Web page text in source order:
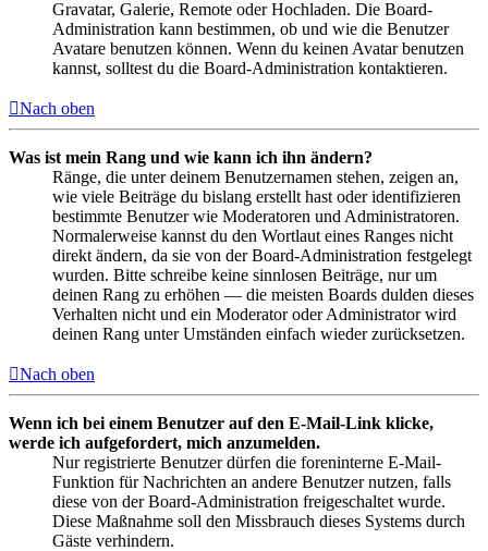
Gravatar, Galerie, Remote oder Hochladen. Die Board-
Administration kann bestimmen, ob und wie die Benutzer
Avatare benutzen können. Wenn du keinen Avatar benutzen
kannst, solltest du die Board-Administration kontaktieren.
Nach oben
Was ist mein Rang und wie kann ich ihn ändern?
Ränge, die unter deinem Benutzernamen stehen, zeigen an,
wie viele Beiträge du bislang erstellt hast oder identifizieren
bestimmte Benutzer wie Moderatoren und Administratoren.
Normalerweise kannst du den Wortlaut eines Ranges nicht
direkt ändern, da sie von der Board-Administration festgelegt
wurden. Bitte schreibe keine sinnlosen Beiträge, nur um
deinen Rang zu erhöhen — die meisten Boards dulden dieses
Verhalten nicht und ein Moderator oder Administrator wird
deinen Rang unter Umständen einfach wieder zurücksetzen.
Nach oben
Wenn ich bei einem Benutzer auf den E-Mail-Link klicke,
werde ich aufgefordert, mich anzumelden.
Nur registrierte Benutzer dürfen die foreninterne E-Mail-
Funktion für Nachrichten an andere Benutzer nutzen, falls
diese von der Board-Administration freigeschaltet wurde.
Diese Maßnahme soll den Missbrauch dieses Systems durch
Gäste verhindern.